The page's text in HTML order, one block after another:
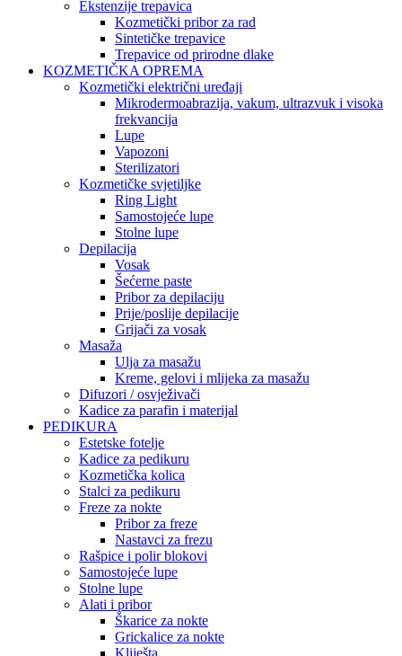
Ekstenzije trepavica
Kozmetički pribor za rad
Sintetičke trepavice
Trepavice od prirodne dlake
KOZMETIČKA OPREMA
Kozmetički električni uređaji
Mikrodermoabrazija, vakum, ultrazvuk i visoka
frekvancija
Lupe
Vapozoni
Sterilizatori
Kozmetičke svjetiljke
Ring Light
Samostojeće lupe
Stolne lupe
Depilacija
Vosak
Šećerne paste
Pribor za depilaciju
Prije/poslije depilacije
Grijači za vosak
Masaža
Ulja za masažu
Kreme, gelovi i mlijeka za masažu
Difuzori / osvježivači
Kadice za parafin i materijal
PEDIKURA
Estetske fotelje
Kadice za pedikuru
Kozmetička kolica
Stalci za pedikuru
Freze za nokte
Pribor za freze
Nastavci za frezu
Rašpice i polir blokovi
Samostojeće lupe
Stolne lupe
Alati i pribor
Škarice za nokte
Grickalice za nokte